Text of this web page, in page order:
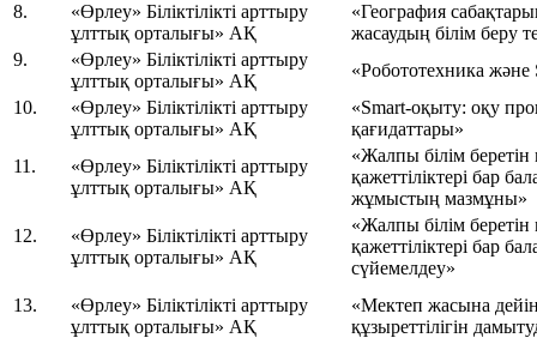
8.
«Өрлеу» Біліктілікті арттыру
ұлттық орталығы» АҚ
«География
жасаудың білім беру
9.
«Өрлеу» Біліктілікті арттыру
ұлттық орталығы» АҚ
«Робототехника және
10.
«Өрлеу» Біліктілікті арттыру
ұлттық орталығы» АҚ
«Smart-оқыту: оқу
қағидаттары»
11.
«Өрлеу» Біліктілікті арттыру
ұлттық орталығы» АҚ
«Жалпы білім беретін
қажеттіліктері бар
жұмыстың мазмұны»
12.
«Өрлеу» Біліктілікті арттыру
ұлттық орталығы» АҚ
«Жалпы білім беретін
қажеттіліктері бар
сүйемелдеу»
13.
«Өрлеу» Біліктілікті арттыру
ұлттық орталығы» АҚ
«Мектеп жасына
құзыреттілігін